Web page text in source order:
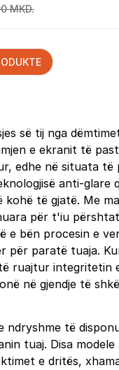
MKD.
së tij nga
e ekranit të
edhe në situata
anti-glare
të gjatë. Me
për t'iu
bën procesin e
për paratë tuaja.
ruajtur integritetin
në gjendje të
të
tuaj. Disa
e dritës,